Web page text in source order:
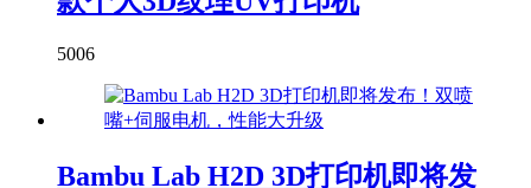
5006
Bambu Lab H2D 3D打印机即将发